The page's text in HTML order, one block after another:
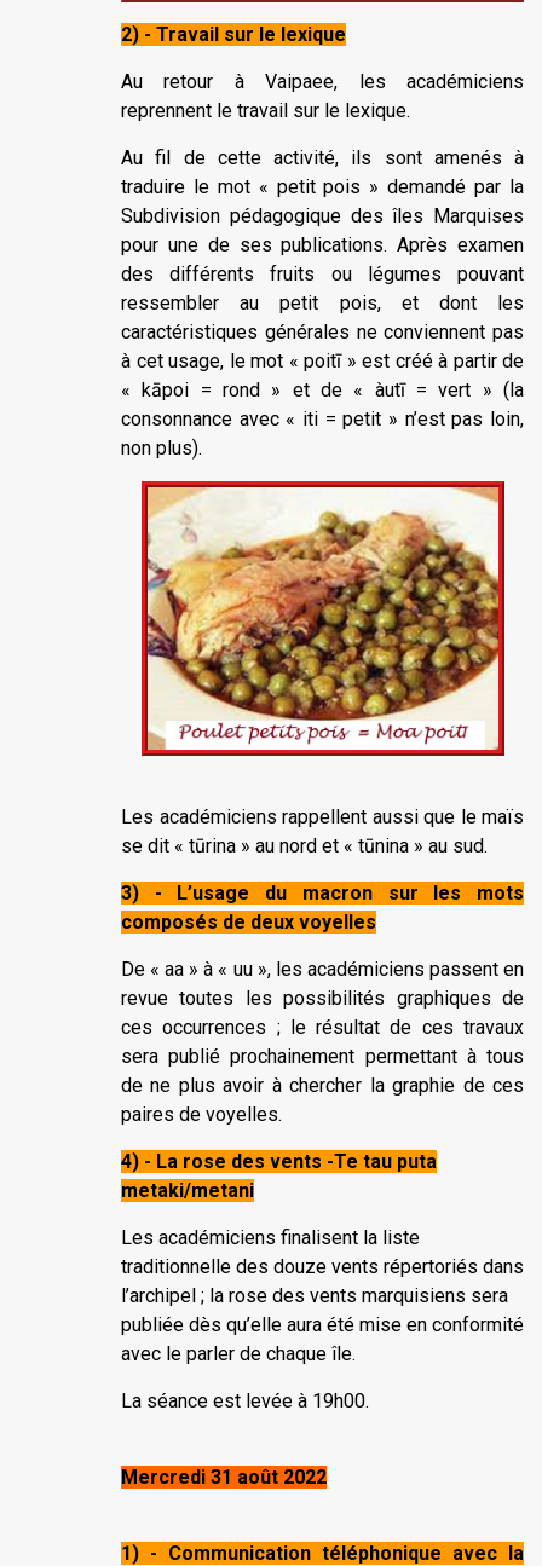
2) - Travail sur le lexique
Au retour à Vaipaee, les académiciens
reprennent le travail sur le lexique.
Au fil de cette activité, ils sont amenés à
traduire le mot « petit pois » demandé par la
Subdivision pédagogique des îles Marquises
pour une de ses publications. Après examen
des différents fruits ou légumes pouvant
ressembler au petit pois, et dont les
caractéristiques générales ne conviennent pas
à cet usage, le mot « poitī » est créé à partir de
« kāpoi = rond » et de « àutī = vert » (la
consonnance avec « iti = petit » n’est pas loin,
non plus).
Les académiciens rappellent aussi que le maïs
se dit « tūrina » au nord et « tūnina » au sud.
3) - L’usage du macron sur les mots
composés de deux voyelles
De « aa » à « uu », les académiciens passent en
revue toutes les possibilités graphiques de
ces occurrences ; le résultat de ces travaux
sera publié prochainement permettant à tous
de ne plus avoir à chercher la graphie de ces
paires de voyelles.
4) - La rose des vents -Te tau puta
metaki/metani
Les académiciens finalisent la liste
traditionnelle des douze vents répertoriés dans
l’archipel ; la rose des vents marquisiens sera
publiée dès qu’elle aura été mise en conformité
avec le parler de chaque île.
La séance est levée à 19h00.
Mercredi 31 août 2022
1) - Communication téléphonique avec la